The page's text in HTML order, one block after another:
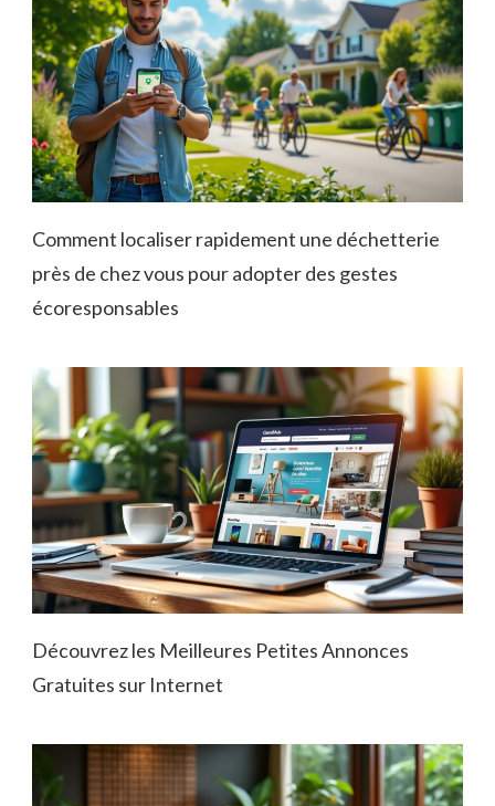
Comment localiser rapidement une déchetterie
près de chez vous pour adopter des gestes
écoresponsables
Découvrez les Meilleures Petites Annonces
Gratuites sur Internet